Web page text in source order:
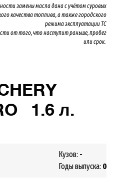
замены масла дана с учётом суровых
качества топлива, а также городского
режима эксплуатации ТС
от того, что наступит раньше, пробег
или срок.
1.6 л.
Кузов: -
Годы выпуска: